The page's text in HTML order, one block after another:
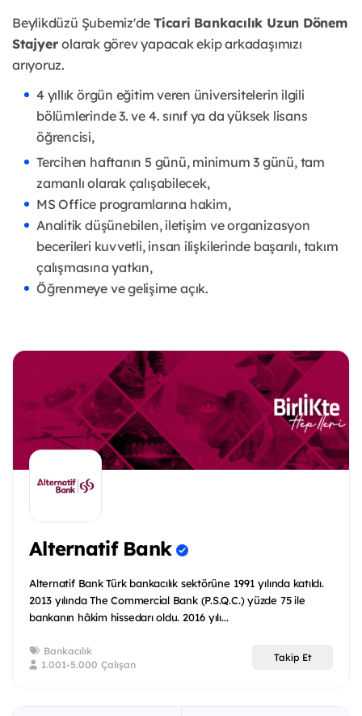
Beylikdüzü Şubemiz'deTicari Bankacılık Uzun Dönem
Stajyerolarak görev yapacak ekip arkadaşımızı
arıyoruz.
4 yıllık örgün eğitim veren üniversitelerin ilgili
bölümlerinde 3. ve 4. sınıf ya da yüksek lisans
öğrencisi,
Tercihen haftanın 5 günü, minimum 3 günü, tam
zamanlı olarak çalışabilecek,
MS Office programlarına hakim,
Analitik düşünebilen, iletişim ve organizasyon
becerileri kuvvetli, insan ilişkilerinde başarılı, takım
çalışmasına yatkın,
Öğrenmeye ve gelişime açık.
Alternatif Bank
Alternatif Bank Türk bankacılık sektörüne 1991 yılında katıldı.
2013 yılında The Commercial Bank (P.S.Q.C.) yüzde 75 ile
bankanın hâkim hissedarı oldu. 2016 yılı...
Bankacılık
1.001-5.000 Çalışan
Takip Et